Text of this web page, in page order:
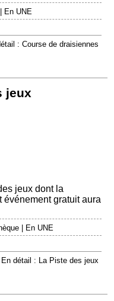
En UNE
: Course de draisiennes
jeux
jeux dont la
événement gratuit aura
| En UNE
En détail : La Piste des jeux